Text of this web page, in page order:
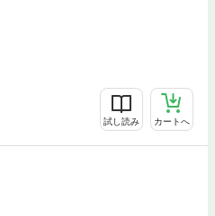
試し読み カートへ